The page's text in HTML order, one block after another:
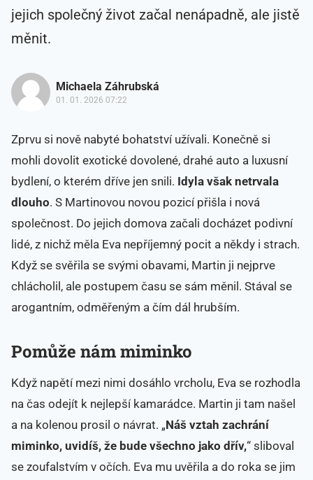
jejich společný život začal nenápadně, ale jistě
měnit.
Michaela Záhrubská
01. 01. 2026 07:22
Zprvu si nově nabyté bohatství užívali. Konečně si
mohli dovolit exotické dovolené, drahé auto a luxusní
bydlení, o kterém dříve jen snili. Idyla však netrvala
dlouho. S Martinovou novou pozicí přišla i nová
společnost. Do jejich domova začali docházet podivní
lidé, z nichž měla Eva nepříjemný pocit a někdy i strach.
Když se svěřila se svými obavami, Martin ji nejprve
chlácholil, ale postupem času se sám měnil. Stával se
arogantním, odměřeným a čím dál hrubším.
Pomůže nám miminko
Když napětí mezi nimi dosáhlo vrcholu, Eva se rozhodla
na čas odejít k nejlepší kamarádce. Martin ji tam našel
a na kolenou prosil o návrat. „Náš vztah zachrání
miminko, uvidíš, že bude všechno jako dřív,“ sliboval
se zoufalstvím v očích. Eva mu uvěřila a do roka se jim